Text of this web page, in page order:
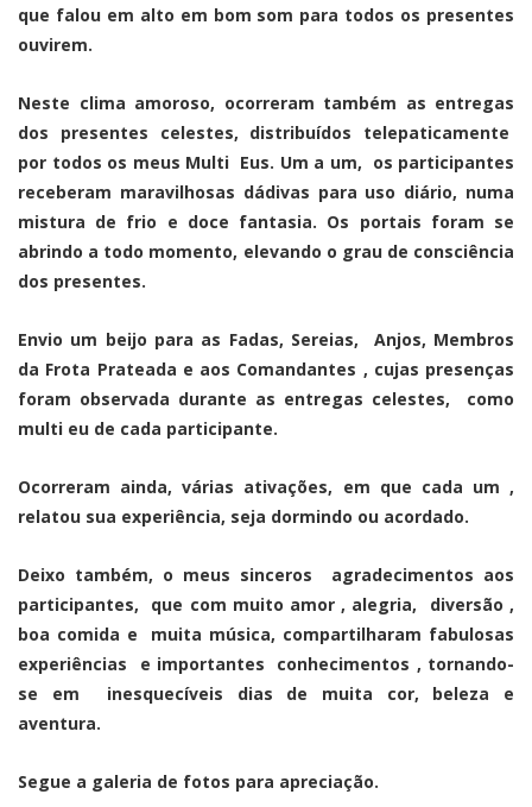
que falou em alto em bom som para todos os presentes
ouvirem.
Neste clima amoroso, ocorreram também as entregas
dos presentes celestes, distribuídos telepaticamente
por todos os meus Multi Eus. Um a um, os participantes
receberam maravilhosas dádivas para uso diário, numa
mistura de frio e doce fantasia. Os portais foram se
abrindo a todo momento, elevando o grau de consciência
dos presentes.
Envio um beijo para as Fadas, Sereias, Anjos, Membros
da Frota Prateada e aos Comandantes , cujas presenças
foram observada durante as entregas celestes, como
multi eu de cada participante.
Ocorreram ainda, várias ativações, em que cada um ,
relatou sua experiência, seja dormindo ou acordado.
Deixo também, o meus sinceros agradecimentos aos
participantes, que com muito amor , alegria, diversão ,
boa comida e muita música, compartilharam fabulosas
experiências e importantes conhecimentos , tornando-
se em inesquecíveis dias de muita cor, beleza e
aventura.
Segue a galeria de fotos para apreciação.